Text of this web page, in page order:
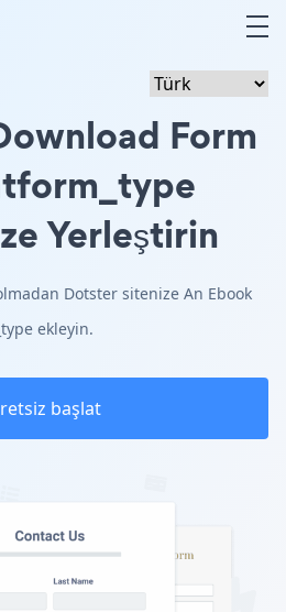
Form
Yerleştirin
Dotster sitenize An Ebook
ekleyin.
başlat